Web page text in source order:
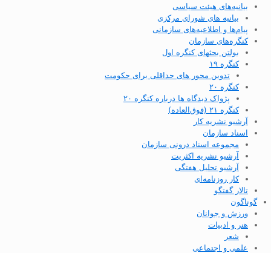
بیانیه‌های هیئت سیاسی
بیانیه های شورای مرکزی
پیام‌ها و اطلاعیه‌های سازمانی
کنگره‌های سازمان
بولتن بحثهای کنگره اول
کنگره ۱۹
تدوین محور های حداقلی برای حکومت
کنگره ۲۰
پژواک دیدگاه ها درباره کنگره ۲۰
کنگره ۲۱ (فوق‌العاده)
آرشیو نشریه کار
اسناد سازمان
مجموعه اسناد درونی سازمان
آرشیو نشریه اکثریت
آرشیو تحلیل هفتگی
کار روزنامه‌ای
تالار گفتگو
گوناگون
ورزش و جوانان
هنر و ادبیات
شعر
علمی و اجتماعی